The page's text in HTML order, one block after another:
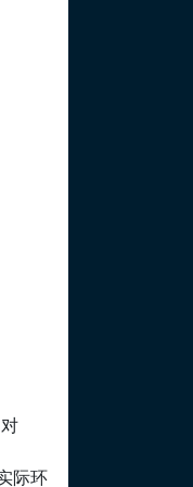
际环